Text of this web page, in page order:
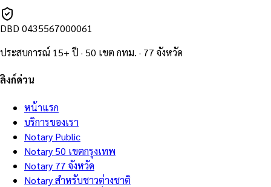
DBD 0435567000061
ประสบการณ์ 15+ ปี · 50 เขต กทม. · 77 จังหวัด
ลิงก์ด่วน
หน้าแรก
บริการของเรา
Notary Public
Notary 50 เขตกรุงเทพ
Notary 77 จังหวัด
Notary สำหรับชาวต่างชาติ